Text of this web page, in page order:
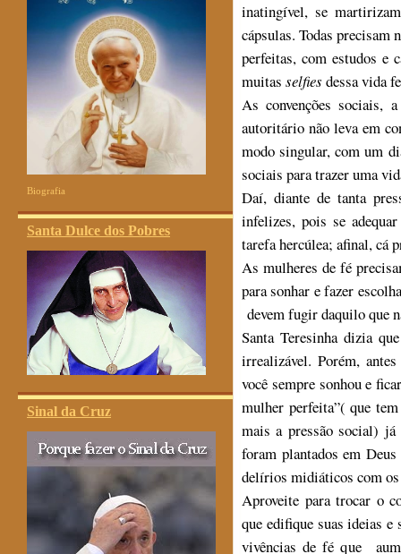
Biografia
Santa Dulce dos Pobres
Sinal da Cruz
inatingível, se
cápsulas. Todas precisam
perfeitas, com estudos e
muitas selfies dessa vida
As convenções sociais,
autoritário não leva em
modo singular, com um
sociais para trazer uma
Daí, diante de tanta
infelizes, pois se
tarefa hercúlea; afinal, cá
As mulheres de fé
para sonhar e fazer
devem fugir daquilo que
Santa Teresinha dizia
irrealizável. Porém,
você sempre sonhou e
mulher perfeita”( que
mais a pressão social) já
foram plantados em
delírios midiáticos com os
Aproveite para trocar o
que edifique suas ideias e
vivências de fé que